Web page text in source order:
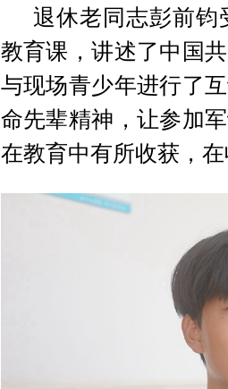
退休老同志彭前钧
教育课，讲述了中国
与现场青少年进行了
命先辈精神，让参加
在教育中有所收获，